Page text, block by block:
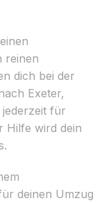
reinen
dich bei der
Exeter,
für
Hilfe wird dein
deinen Umzug